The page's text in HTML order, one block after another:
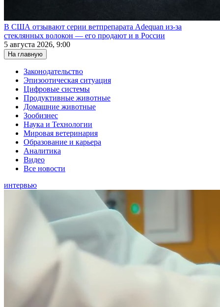
В США отзывают серии ветпрепарата Adequan из-за
стеклянных волокон — его продают и в России
5 августа 2026, 9:00
На главную
Законодательство
Эпизоотическая ситуация
Цифровые системы
Продуктивные животные
Домашние животные
Зообизнес
Наука и Технологии
Мировая ветеринария
Образование и карьера
Аналитика
Видео
Все новости
интервью